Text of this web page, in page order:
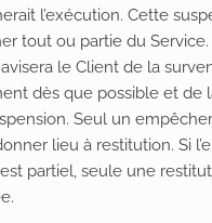
l’exécution. Cette
tout ou partie du Service.
le Client de la
dès que possible et de
Seul un
lieu à restitution. Si
partiel, seule une